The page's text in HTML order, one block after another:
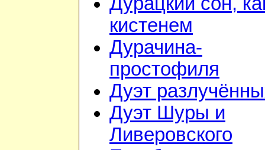
кистенем
Дурачина-
простофиля
Дуэт
Дуэт Шуры и
Ливеровского